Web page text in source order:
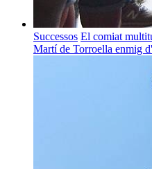
Successos El comiat
Martí de Torroella enmig